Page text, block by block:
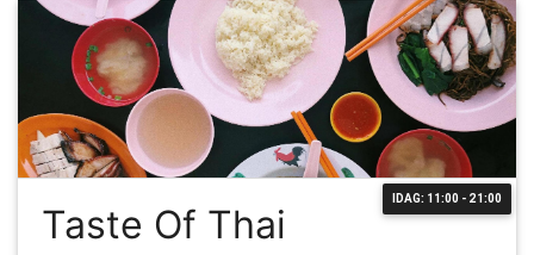
IDAG: 11:00 - 21:00
Taste Of Thai